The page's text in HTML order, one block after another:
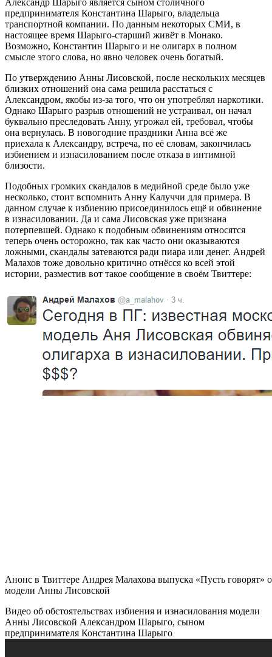
предпринимателя Константина Шарыго, владельца
транспортной компании. По данным некоторых СМИ, в
настоящее время Шарыго-старший живёт в Монако.
Возможно, Константин Шарыго и не олигарх в полном
смысле этого слова, но явно человек очень богатый.
По утверждению Анны Лисовской, после нескольких месяцев
близких отношений она сама решила расстаться с
Александром, якобы из-за того, что он употреблял наркотики.
Однако Шарыго разрыв отношений не устраивал, он начал
буквально преследовать Анну, угрожал ей, требовал, чтобы
она вернулась. В новогодние праздники Анна всё же
приехала к Александру, встреча, по её словам, закончилась
избиением и изнасилованием после отказа в интимной
близости.
Подобных громких скандалов в медийной среде было уже
несколько, стоит вспомнить Анну Калуччи для примера. В
данном случае к избиению присоединилось ещё и обвинение
в изнасиловании. Да и сама Лисовская уже признана
потерпевшей. Однако к подобным обвинениям относятся
теперь очень осторожно, так как часто они оказываются
ложными, скандалы затеваются ради пиара или денег. Андрей
Малахов тоже довольно критично отнёсся ко всей этой
истории, разместив вот такое сообщение в своём Твиттере:
Анонс в Твиттере Андрея Малахова выпуска «Пусть говорят»
модели Анны Лисовской
Видео об обстоятельствах избиения и изнасилования модели
Анны Лисовской Александром Шарыго, сыном
предпринимателя Константина Шарыго